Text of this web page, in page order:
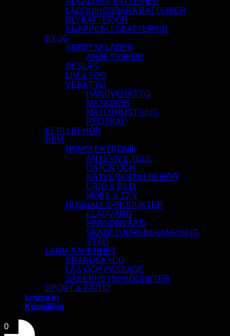
LADDNINGSBARA BATTERIER
BLYBATTERIER
KNAPPCELLSBATTERIER
BYGG
ARBETSKLÄDER
ARBETSSKOR
BESLAG
LIM & FOG
VERKTYG
HANDVERKTYG
MASKINER
MÄTUTRUSTNING
REDSKAP
ELTILLBEHÖR
HEM
HEMELEKTRONIK
ANTENN & TELE
DATOR OCH
NÄTVERKSTILLBEHÖR
LJUD & BILD
MOBIL & 12 V
HUSHALLSPRODUKTER
KLÄDVÅRD
PERSONVÅRD
SKADEDJURSBEKÄMPNING
STÄD
LARM-SÄKERHET
BRANDSKYDD
LÅS OCH PASSAGE
SÄKERHETSPRODUKTER
SPORT & FRITID
Logga in
Köpvillkor
0